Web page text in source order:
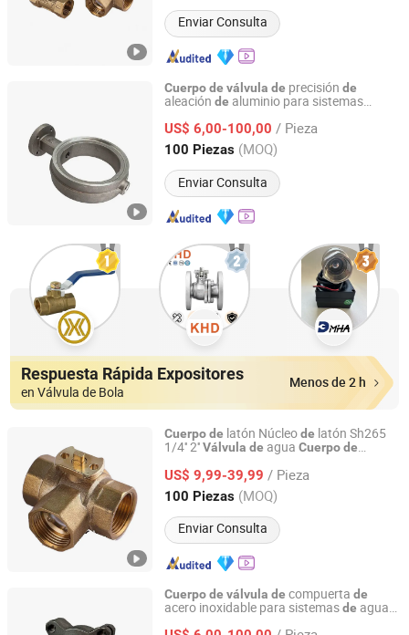
Enviar Consulta
Cuerpode válvula de precisión de
aleación de aluminio para sistemas
US$ 6,00-100,00 / Pieza
100 Piezas (MOQ)
Enviar Consulta
Shenyang Puyue Enterprise Co., Ltd.
Liaoning, China Desde 2026
Respuesta Rápida Expositores
en Válvula de Bola
Menos de 2 h
Cuerpode latón Núcleode latón Sh265
1/4'' 2''Válvula de agua Cuerpode
US$ 9,99-39,99 / Pieza
100 Piezas (MOQ)
Enviar Consulta
NINGBO SANHE REFRIGERATION CO., LTD.
Zhejiang, China Desde 2009
Cuerpode válvula de compuerta de
acero inoxidable para sistemasde aguas
Shenyang Puyue Enterprise Co., Ltd.